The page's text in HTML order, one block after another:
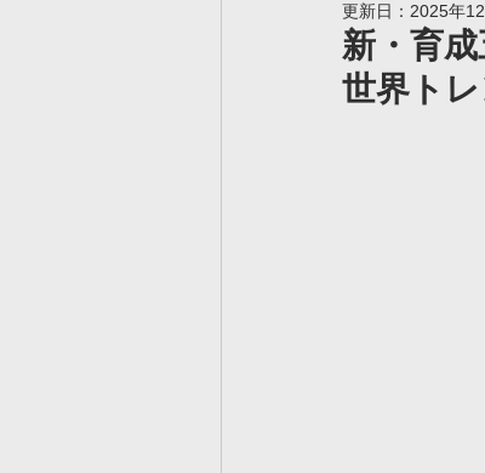
ヴェルツ久喜校 ヴ
更新日： 2025年
新・育
世界ト